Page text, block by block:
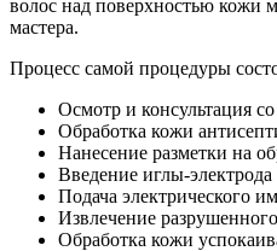
волос над поверхностью кожи
мастера.
Процесс самой процедуры
Осмотр и консультация
Обработка кожи
Нанесение разметки на
Введение иглы-
Подача электрического
Извлечение
Обработка кожи